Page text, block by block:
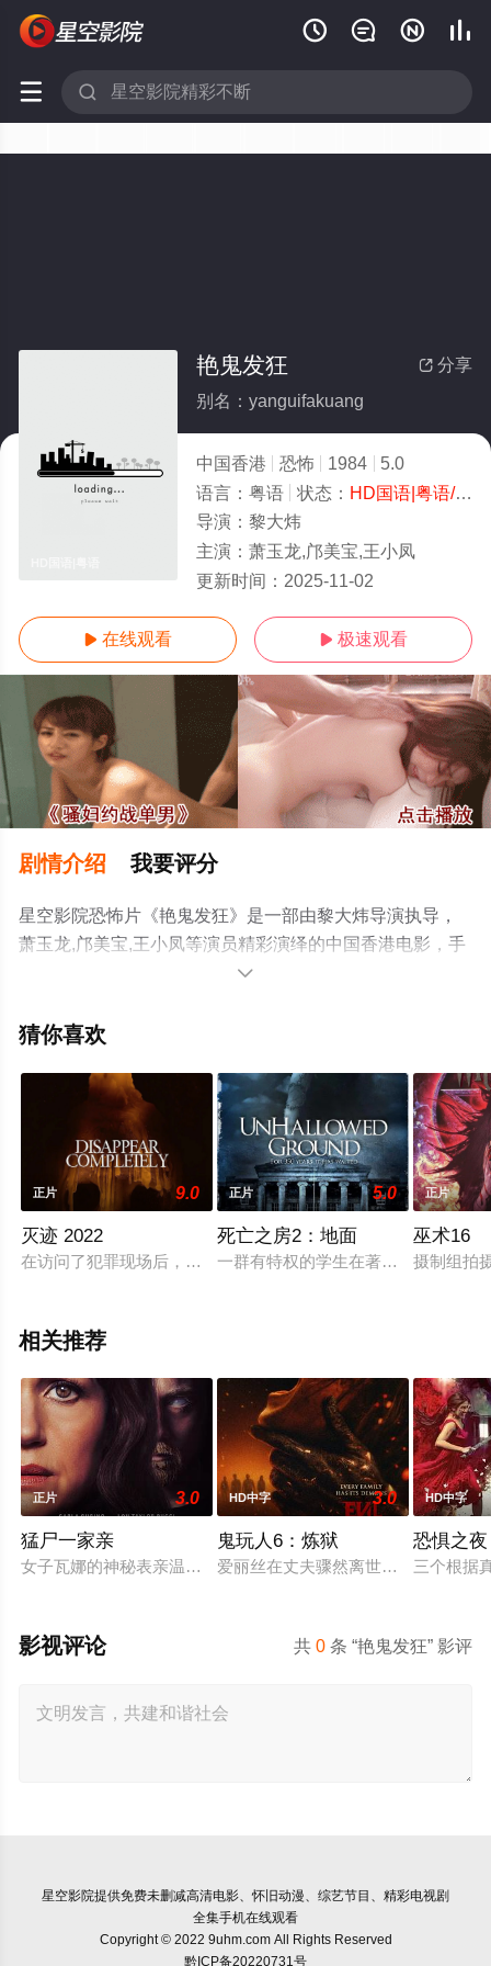
   
 
 分享
艳鬼发狂
别名：yanguifakuang
中国香港 恐怖 1984
5.0
语言： 粤语 状态： HD国语|粤语/高清
导演： 黎大炜
主演： 萧玉龙,邝美宝,王小凤
更新时间： 2025-11-02
 在线观看  极速观看
剧情介绍 我要评分
星空影院恐怖片《艳鬼发狂》是一部由黎大炜导演执导，
萧玉龙,邝美宝,王小凤等演员精彩演绎的中国香港电影，手
机免费观看高清无删减完整版电影大全就上星空影视，更
解。

猜你喜欢
正片 9.0
灭迹 2022
在访问了犯罪现场后，一位雄心勃勃但又麻木不仁的小报犯罪摄
正片 5.0
死亡之房2：地面
一群有特权的学生在著名的
正片
巫术16
摄制组拍
相关推荐
正片 3.0
猛尸一家亲
女子瓦娜的神秘表亲温思罗普突然仓皇登门，身后还跟着一个
HD中字 3.0
鬼玩人6：炼狱
爱丽丝在丈夫骤然离世后深陷悲痛，
HD中字
恐惧之
三个根据
共0 条 “艳鬼发狂” 影评
影视评论
星空影院提供免费未删减高清电影、怀旧动漫、综艺节目、精彩电视剧
全集手机在线观看
Copyright © 2022 9uhm.com All Rights Reserved
黔ICP备20220731号